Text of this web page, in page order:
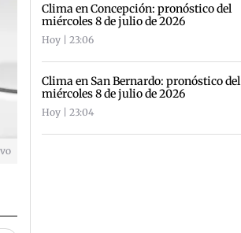
Clima en Concepción: pronóstico del
miércoles 8 de julio de 2026
Hoy | 23:06
Clima en San Bernardo: pronóstico del
miércoles 8 de julio de 2026
Hoy | 23:04